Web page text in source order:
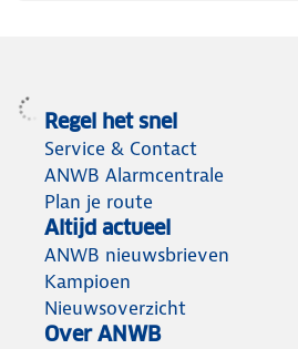
Regel het snel
Service & Contact
ANWB Alarmcentrale
Plan je route
Altijd actueel
ANWB nieuwsbrieven
Kampioen
Nieuwsoverzicht
Over ANWB